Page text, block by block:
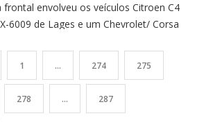
frontal envolveu os veículos Citroen C4
6009 de Lages e um Chevrolet/ Corsa
1 … 274 275
278 … 287